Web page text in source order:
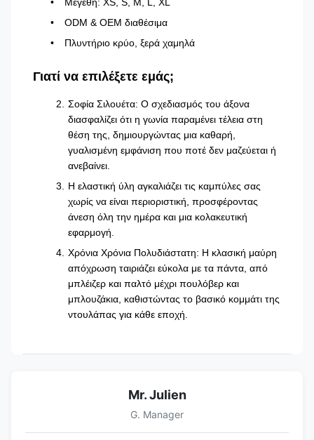
ODM & OEM διαθέσιμα
Πλυντήριο κρύο, ξερά χαμηλά
Γιατί να επιλέξετε εμάς;
Σοφία Σιλουέτα: Ο σχεδιασμός του άξονα
διασφαλίζει ότι η γωνία παραμένει τέλεια στη
θέση της, δημιουργώντας μια καθαρή,
γυαλισμένη εμφάνιση που ποτέ δεν μαζεύεται ή
ανεβαίνει.
Η ελαστική ύλη αγκαλιάζει τις καμπύλες σας
χωρίς να είναι περιοριστική, προσφέροντας
άνεση όλη την ημέρα και μια κολακευτική
εφαρμογή.
Χρόνια Χρόνια Πολυδιάστατη: Η κλασική μαύρη
απόχρωση ταιριάζει εύκολα με τα πάντα, από
μπλέιζερ και παλτό μέχρι πουλόβερ και
μπλουζάκια, καθιστώντας το βασικό κομμάτι της
ντουλάπας για κάθε εποχή.
Mr. Julien
G. Manager